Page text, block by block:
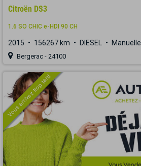
Citroën DS3
1.6 SO CHIC e-HDI 90 CH
2015 156267 km DIESEL Manuelle
Bergerac - 24100
Vous arrivez trop tard